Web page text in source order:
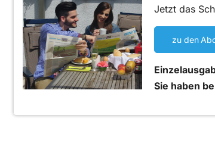
Jetzt das
zu den
Sie haben